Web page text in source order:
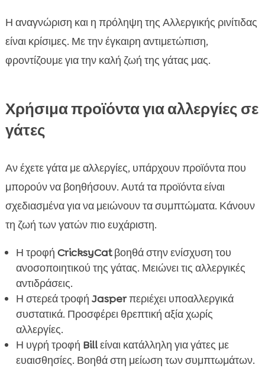
Η αναγνώριση και η πρόληψη της Αλλεργικής ρινίτιδας
είναι κρίσιμες. Με την έγκαιρη αντιμετώπιση,
φροντίζουμε για την καλή ζωή της γάτας μας.
Χρήσιμα προϊόντα για αλλεργίες σε
γάτες
Αν έχετε γάτα με αλλεργίες, υπάρχουν προϊόντα που
μπορούν να βοηθήσουν. Αυτά τα προϊόντα είναι
σχεδιασμένα για να μειώνουν τα συμπτώματα. Κάνουν
τη ζωή των γατών πιο ευχάριστη.
Η τροφή CricksyCatβοηθά στην ενίσχυση του
ανοσοποιητικού της γάτας. Μειώνει τις αλλεργικές
αντιδράσεις.
Η στερεά τροφή Jasperπεριέχει υποαλλεργικά
συστατικά. Προσφέρει θρεπτική αξία χωρίς
αλλεργίες.
Η υγρή τροφή Billείναι κατάλληλη για γάτες με
ευαισθησίες. Βοηθά στη μείωση των συμπτωμάτων.